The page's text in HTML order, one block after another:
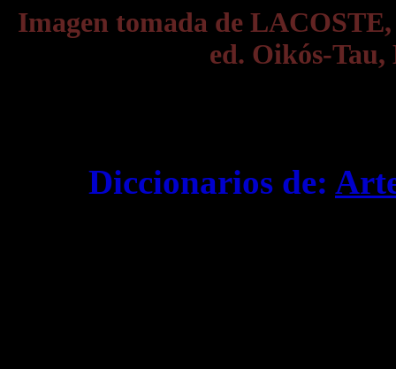
Imagen tomada de
ed. Oikós-Tau,
Diccionarios de: